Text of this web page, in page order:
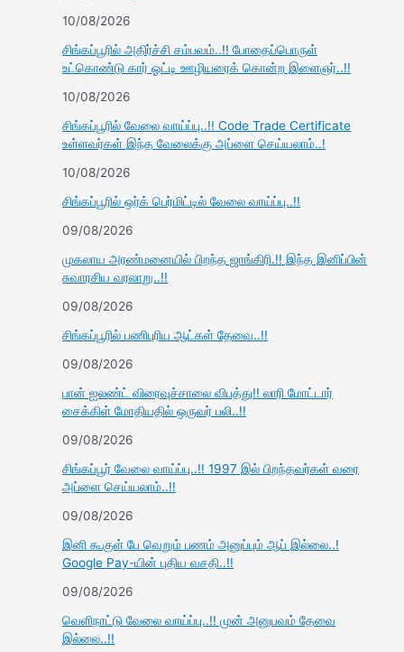
10/08/2026
சிங்கப்பூரில் அதிர்ச்சி சம்பவம்..!! போதைப்பொருள்
உட்கொண்டு கார் ஓட்டி ஊழியரைக் கொன்ற இளைஞர்..!!
10/08/2026
சிங்கப்பூரில் வேலை வாய்ப்பு..!! Code Trade Certificate
உள்ளவர்கள் இந்த வேலைக்கு அப்ளை செய்யலாம்..!
10/08/2026
சிங்கப்பூரில் ஒர்க் பெர்மிட்டில் வேலை வாய்ப்பு..!!
09/08/2026
முகலாய அரண்மனையில் பிறந்த ஜாங்கிரி.!! இந்த இனிப்பின்
சுவாரசிய வரலாறு..!!
09/08/2026
சிங்கப்பூரில் பணிபுரிய ஆட்கள் தேவை..!!
09/08/2026
பான் ஐலண்ட் விரைவுச்சாலை விபத்து!! லாரி மோட்டார்
சைக்கிள் மோதியதில் ஒருவர் பலி..!!
09/08/2026
சிங்கப்பூர் வேலை வாய்ப்பு..!! 1997 இல் பிறந்தவர்கள் வரை
அப்ளை செய்யலாம்..!!
09/08/2026
இனி கூகுள் பே வெறும் பணம் அனுப்பும் ஆப் இல்லை..!
Google Pay-யின் புதிய வசதி..!!
09/08/2026
வெளிநாட்டு வேலை வாய்ப்பு..!! முன் அனுபவம் தேவை
இல்லை..!!